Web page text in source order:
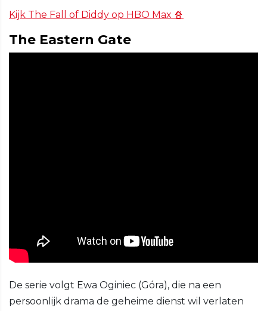
Kijk The Fall of Diddy op HBO Max 🍿
The Eastern Gate
De serie volgt Ewa Oginiec (Góra), die na een
persoonlijk drama de geheime dienst wil verlaten